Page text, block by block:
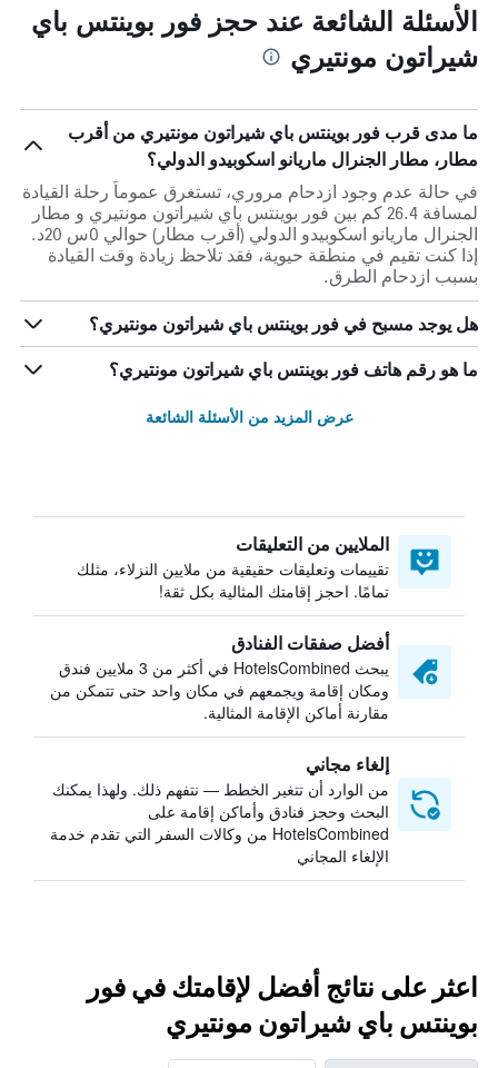
الأسئلة الشائعة عند حجز فور بوينتس باي
شيراتون مونتيري
ما مدى قرب فور بوينتس باي شيراتون مونتيري من أقرب
مطار، مطار الجنرال ماريانو اسكوبيدو الدولي؟
في حالة عدم وجود ازدحام مروري، تستغرق عموماً رحلة القيادة
لمسافة 26.4 كم بين فور بوينتس باي شيراتون مونتيري و مطار
الجنرال ماريانو اسكوبيدو الدولي (أقرب مطار) حوالي 0س 20د.
إذا كنت تقيم في منطقة حيوية، فقد تلاحظ زيادة وقت القيادة
بسبب ازدحام الطرق.
هل يوجد مسبح في فور بوينتس باي شيراتون مونتيري؟
ما هو رقم هاتف فور بوينتس باي شيراتون مونتيري؟
عرض المزيد من الأسئلة الشائعة
الملايين من التعليقات
تقييمات وتعليقات حقيقية من ملايين النزلاء، مثلك
تمامًا. احجز إقامتك المثالية بكل ثقة!
أفضل صفقات الفنادق
يبحث HotelsCombined في أكثر من 3 ملايين فندق
ومكان إقامة ويجمعهم في مكان واحد حتى تتمكن من
مقارنة أماكن الإقامة المثالية.
إلغاء مجاني
من الوارد أن تتغير الخطط — نتفهم ذلك. ولهذا يمكنك
البحث وحجز فنادق وأماكن إقامة على
HotelsCombined من وكالات السفر التي تقدم خدمة
الإلغاء المجاني
اعثر على نتائج أفضل لإقامتك في فور
بوينتس باي شيراتون مونتيري